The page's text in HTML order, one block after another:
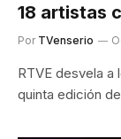
18 artistas
Por TVenserio
RTVE desvela a
quinta edición